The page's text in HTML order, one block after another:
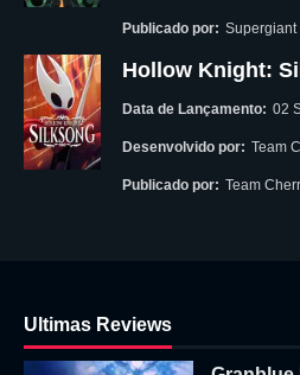
Publicado por: Supergiant
Hollow Knight:
Data de Lançamento: 02
Desenvolvido por: Team
Publicado por: Team
Ultimas Reviews